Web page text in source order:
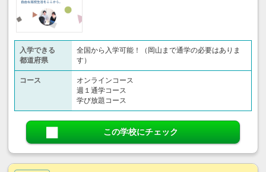
入学できる
都道府県
全国から入学可能！（岡山まで通学の必要はありま
す）
コース
オンラインコース
週１通学コース
学び放題コース
この学校にチェック